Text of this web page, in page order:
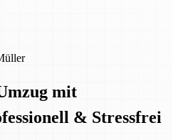
mit
& Stressfrei